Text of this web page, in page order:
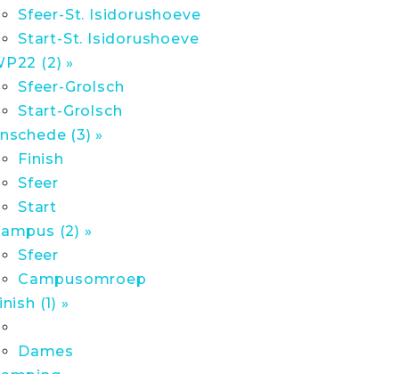
Sfeer-St. Isidorushoeve
Start-St. Isidorushoeve
(2) »
Sfeer-Grolsch
Start-Grolsch
(3) »
Finish
Sfeer
Start
(2) »
Sfeer
Campusomroep
(1) »
Dames